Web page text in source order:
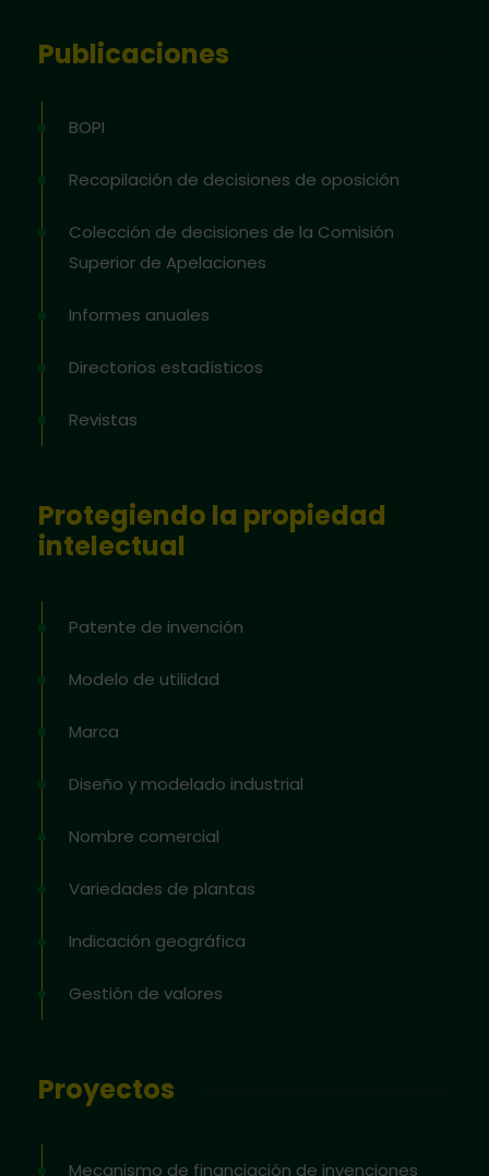
Publicaciones
BOPI
Recopilación de decisiones de oposición
Colección de decisiones de la Comisión
Superior de Apelaciones
Informes anuales
Directorios estadísticos
Revistas
Protegiendo la propiedad
intelectual
Patente de invención
Modelo de utilidad
Marca
Diseño y modelado industrial
Nombre comercial
Variedades de plantas
Indicación geográfica
Gestión de valores
Proyectos
Mecanismo de financiación de invenciones